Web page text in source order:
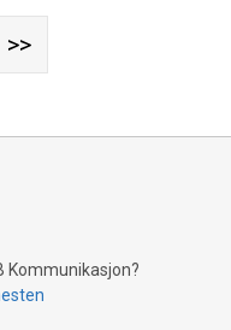
>>
Kommunikasjon?